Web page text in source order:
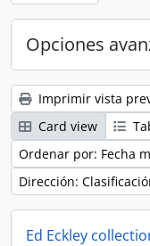
Opciones
Imprimir vista
Card view
Ordenar por: Fecha
Dirección:
Ed Eckley